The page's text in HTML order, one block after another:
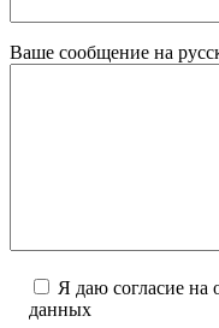
Ваше сообщение на
Я даю согласие на
данных